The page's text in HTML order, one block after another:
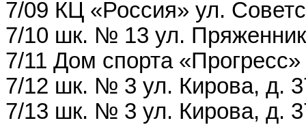
7/09 КЦ «Россия» ул.
7/10 шк. № 13 ул.
7/11 Дом спорта
7/12 шк. № 3 ул. Кирова, д.
7/13 шк. № 3 ул. Кирова, д.